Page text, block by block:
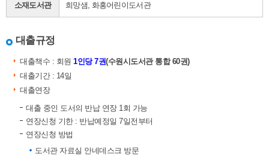
소재도서관
희망샘, 화홍어린이도서관
대출규정
대출책수 : 회원 1인당 7권(수원시도서관 통합 60권)
대출기간 : 14일
대출연장
대출 중인 도서의 반납 연장 1회 가능
연장신청 기한 : 반납예정일 7일전부터
연장신청 방법
도서관 자료실 안네데스크 방문